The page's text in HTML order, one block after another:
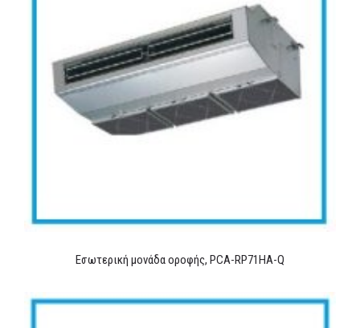
Εσωτερική μονάδα οροφής, PCA-RP71HA-Q